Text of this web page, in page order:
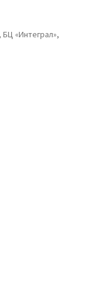
БЦ «Интеграл»,